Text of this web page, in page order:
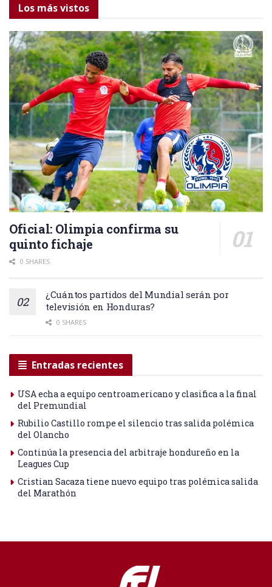
Los más vistos
Oficial: Olimpia confirma su
quinto fichaje
0 SHARES
¿Cuántos partidos del Mundial serán por
televisión en Honduras?
0 SHARES
Entradas recientes
USA echa a equipo centroamericano y clasifica a la final
del Premundial
Rubilio Castillo rompe el silencio tras salida polémica
del Olancho
Continúa la presencia del arbitraje hondureño en la
Leagues Cup
Cristian Sacaza tiene nuevo equipo tras polémica salida
del Marathón